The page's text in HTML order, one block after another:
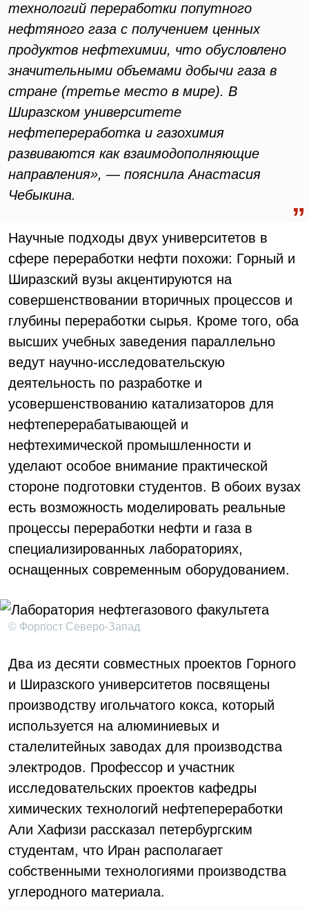
технологий переработки попутного
нефтяного газа с получением ценных
продуктов нефтехимии, что обусловлено
значительными объемами добычи газа в
стране (третье место в мире). В
Ширазском университете
нефтепереработка и газохимия
развиваются как взаимодополняющие
направления», — пояснила Анастасия
Чебыкина.
Научные подходы двух университетов в
сфере переработки нефти похожи: Горный и
Ширазский вузы акцентируются на
совершенствовании вторичных процессов и
глубины переработки сырья. Кроме того, оба
высших учебных заведения параллельно
ведут научно-исследовательскую
деятельность по разработке и
усовершенствованию катализаторов для
нефтеперерабатывающей и
нефтехимической промышленности и
уделают особое внимание практической
стороне подготовки студентов. В обоих вузах
есть возможность моделировать реальные
процессы переработки нефти и газа в
специализированных лабораториях,
оснащенных современным оборудованием.
© Форпост Северо-Запад
Два из десяти совместных проектов Горного
и Ширазского университетов посвящены
производству игольчатого кокса, который
используется на алюминиевых и
сталелитейных заводах для производства
электродов. Профессор и участник
исследовательских проектов кафедры
химических технологий нефтепереработки
Али Хафизи рассказал петербургским
студентам, что Иран располагает
собственными технологиями производства
углеродного материала.